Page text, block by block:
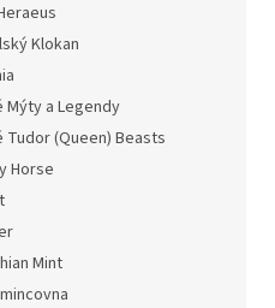
Klokan
Mýty a Legendy
Tudor (Queen) Beasts
Horse
Mint